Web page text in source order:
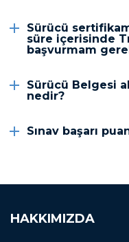
Sürücü
süre içerisinde
başvurmam
Sürücü Belgesi
nedir?
Sınav başarı
HAKKIMIZDA